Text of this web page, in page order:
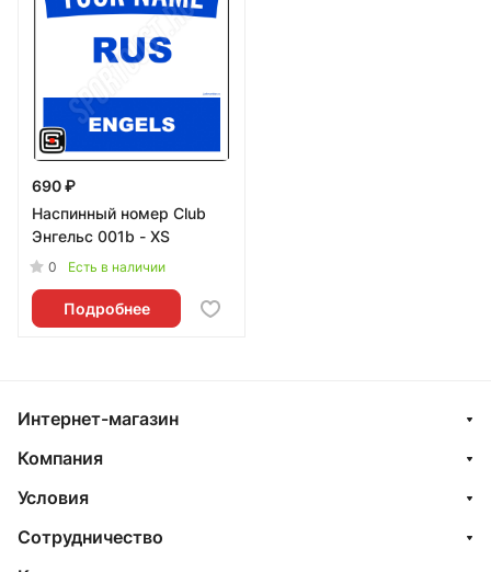
690 ₽
Наспинный номер Club
Энгельс 001b - XS
0 Есть в наличии
Подробнее
Интернет-магазин
Компания
Условия
Сотрудничество